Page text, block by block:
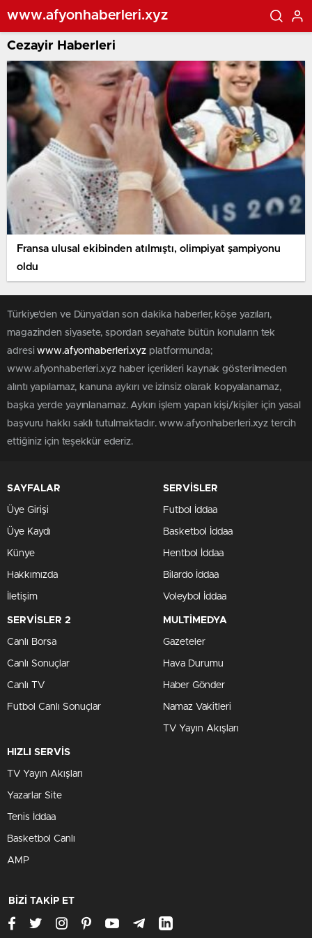
www.afyonhaberleri.xyz
Cezayir Haberleri
Fransa ulusal ekibinden atılmıştı, olimpiyat şampiyonu
oldu
Türkiye'den ve Dünya’dan son dakika haberler, köşe yazıları,
magazinden siyasete, spordan seyahate bütün konuların tek
adresiwww.afyonhaberleri.xyz platformunda;
www.afyonhaberleri.xyz haber içerikleri kaynak gösterilmeden
alıntı yapılamaz, kanuna aykırı ve izinsiz olarak kopyalanamaz,
başka yerde yayınlanamaz. Aykırı işlem yapan kişi/kişiler için yasal
başvuru hakkı saklı tutulmaktadır. www.afyonhaberleri.xyz tercih
ettiğiniz için teşekkür ederiz.
SAYFALAR
Üye Girişi
Üye Kaydı
Künye
Hakkımızda
İletişim
SERVİSLER
Futbol İddaa
Basketbol İddaa
Hentbol İddaa
Bilardo İddaa
Voleybol İddaa
SERVİSLER 2
Canlı Borsa
Canlı Sonuçlar
Canlı TV
Futbol Canlı Sonuçlar
MULTİMEDYA
Gazeteler
Hava Durumu
Haber Gönder
Namaz Vakitleri
TV Yayın Akışları
HIZLI SERVİS
TV Yayın Akışları
Yazarlar Site
Tenis İddaa
Basketbol Canlı
AMP
BİZİ TAKİP ET